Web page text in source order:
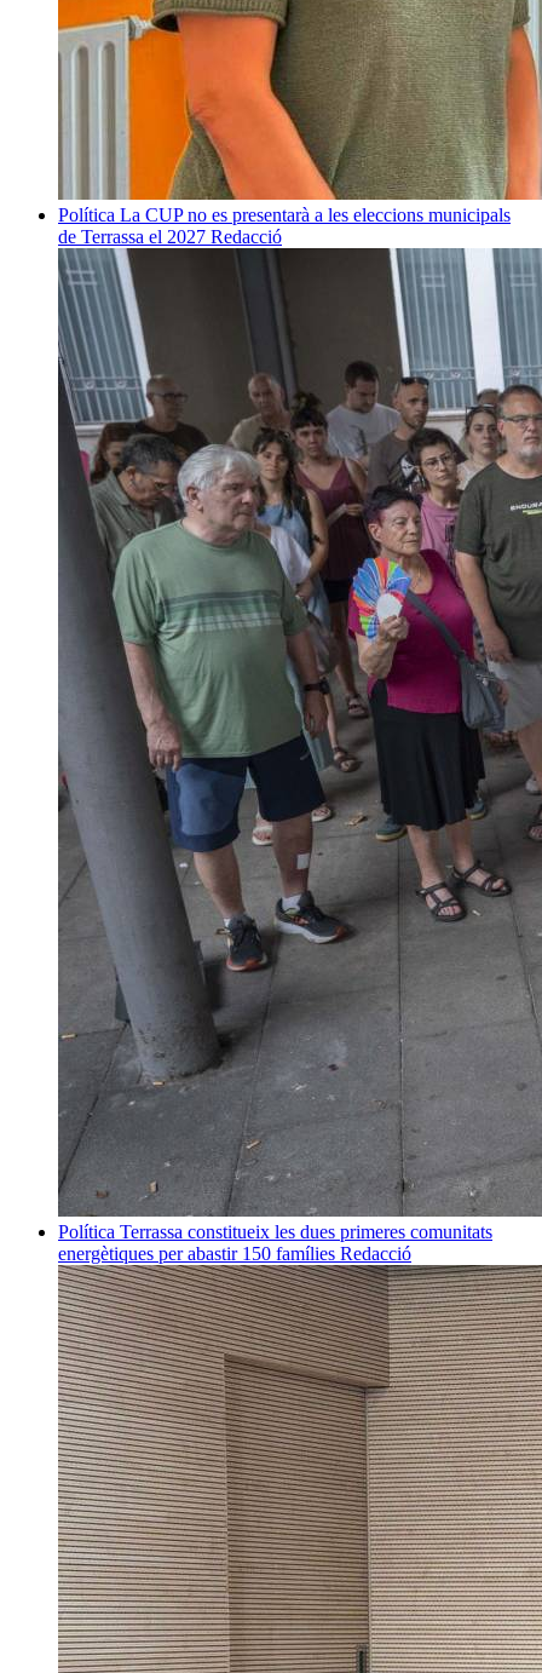
Política La CUP no es presentarà a les eleccions municipals
de Terrassa el 2027 Redacció
Política Terrassa constitueix les dues primeres comunitats
energètiques per abastir 150 famílies Redacció